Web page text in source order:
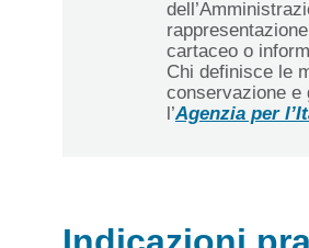
cartaceo o
Chi definisce le
conservazione e
l’Agenzia per